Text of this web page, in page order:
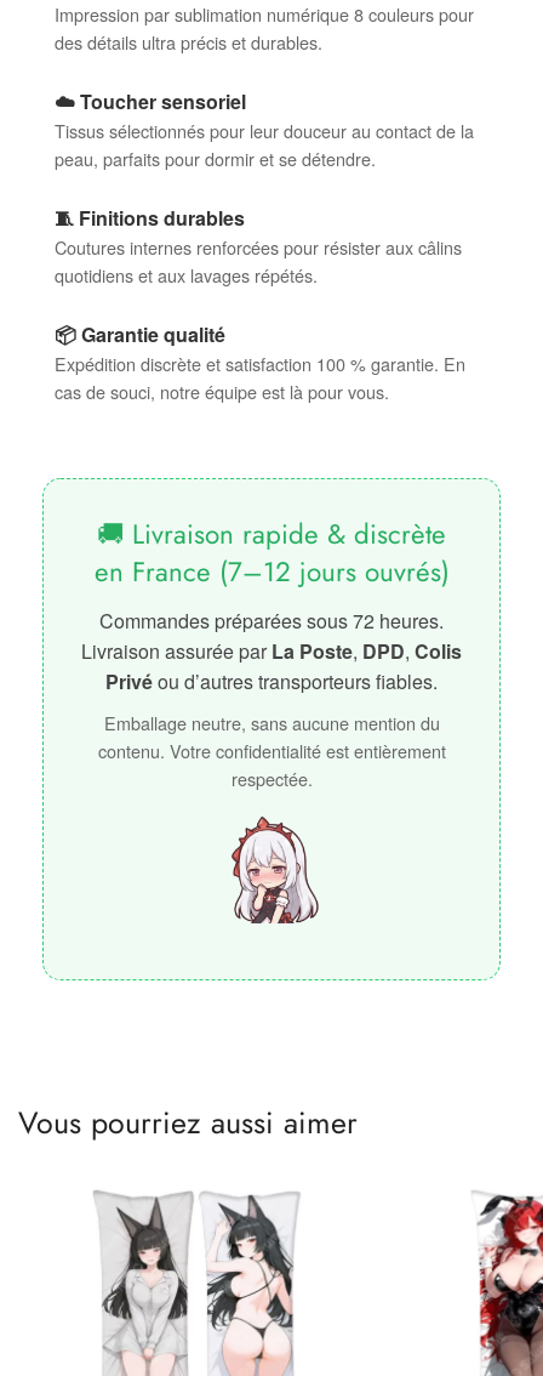
Impression par sublimation numérique 8 couleurs pour
des détails ultra précis et durables.
☁️ Toucher sensoriel
Tissus sélectionnés pour leur douceur au contact de la
peau, parfaits pour dormir et se détendre.
🧵 Finitions durables
Coutures internes renforcées pour résister aux câlins
quotidiens et aux lavages répétés.
📦 Garantie qualité
Expédition discrète et satisfaction 100 % garantie. En
cas de souci, notre équipe est là pour vous.
🚚 Livraison rapide & discrète
en France (7–12 jours ouvrés)
Commandes préparées sous 72 heures.
Livraison assurée par La Poste, DPD, Colis
Privéou d’autres transporteurs fiables.
Emballage neutre, sans aucune mention du
contenu. Votre confidentialité est entièrement
respectée.
Vous pourriez aussi aimer